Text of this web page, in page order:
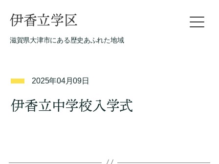
伊香立学区
滋賀県大津市にある歴史あふれた地域
2025年04月09日
伊香立中学校入学式